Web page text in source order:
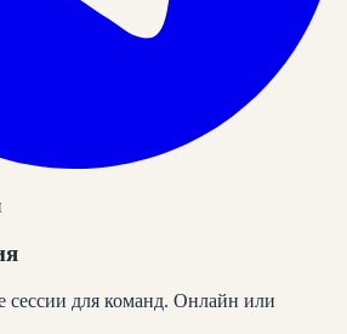
сессии для команд. Онлайн или